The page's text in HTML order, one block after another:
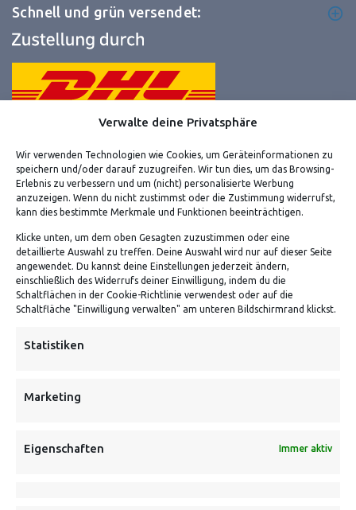
Verwalte deine Privatsphäre
Wir verwenden Technologien wie Cookies, um Geräteinformationen zu
speichern und/oder darauf zuzugreifen. Wir tun dies, um das Browsing-
Erlebnis zu verbessern und um (nicht) personalisierte Werbung
anzuzeigen. Wenn du nicht zustimmst oder die Zustimmung widerrufst,
kann dies bestimmte Merkmale und Funktionen beeinträchtigen.
Klicke unten, um dem oben Gesagten zuzustimmen oder eine
detaillierte Auswahl zu treffen. Deine Auswahl wird nur auf dieser Seite
angewendet. Du kannst deine Einstellungen jederzeit ändern,
einschließlich des Widerrufs deiner Einwilligung, indem du die
Schaltflächen in der Cookie-Richtlinie verwendest oder auf die
Schaltfläche "Einwilligung verwalten" am unteren Bildschirmrand klickst.
Statistiken
Marketing
Eigenschaften Immer aktiv
Schnell und grün versendet:
VERSANDKOSTENHINWEIS: